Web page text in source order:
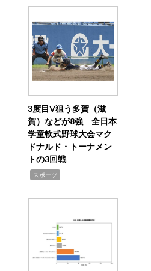
3度目V狙う多賀（滋
賀）などが8強 全日本
学童軟式野球大会マク
ドナルド・トーナメン
トの3回戦
スポーツ